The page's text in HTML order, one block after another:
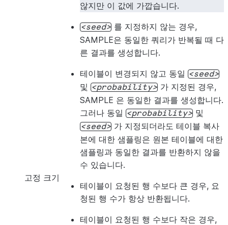
않지만 이 값에 가깝습니다.
seed
를 지정하지 않는 경우,
SAMPLE은 동일한 쿼리가 반복될 때 다
른 결과를 생성합니다.
테이블이 변경되지 않고 동일 seed
및 probability
가 지정된 경우,
SAMPLE 은 동일한 결과를 생성합니다.
그러나 동일
probability 및
seed
가 지정되더라도 테이블 복사
본에 대한 샘플링은 원본 테이블에 대한
샘플링과 동일한 결과를 반환하지 않을
수 있습니다.
고정 크기
테이블이 요청된 행 수보다 큰 경우, 요
청된 행 수가 항상 반환됩니다.
테이블이 요청된 행 수보다 작은 경우,